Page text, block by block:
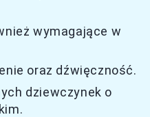
wymagające w
oraz dźwięczność.
dziewczynek o